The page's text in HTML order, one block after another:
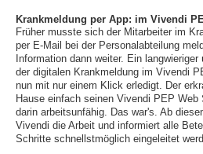
Krankmeldung per App: im Vivendi
Früher musste sich der Mitarbeiter im
per E-Mail bei der Personalabteilung
Information dann weiter. Ein
der digitalen Krankmeldung im Vivendi
nun mit nur einem Klick erledigt. Der
Hause einfach seinen Vivendi PEP
darin arbeitsunfähig. Das war's. Ab
Vivendi die Arbeit und informiert alle
Schritte schnellstmöglich eingeleitet